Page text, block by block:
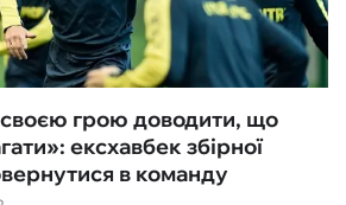
грою доводити, що
ексхавбек збірної
в команду